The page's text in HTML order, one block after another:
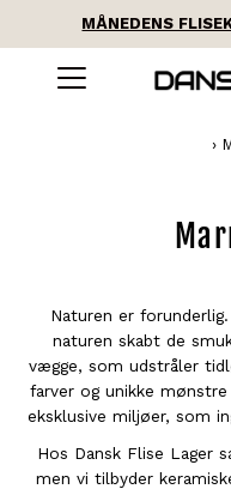
MÅNEDENS
›
Naturen er
naturen skabt de
vægge, som udstråler
farver og unikke
eksklusive miljøer, som
Hos Dansk Flise Lager
men vi tilbyder